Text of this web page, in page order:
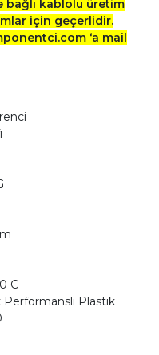
bağlı kablolu üretim
için geçerlidir.
‘a mail
C
Plastik